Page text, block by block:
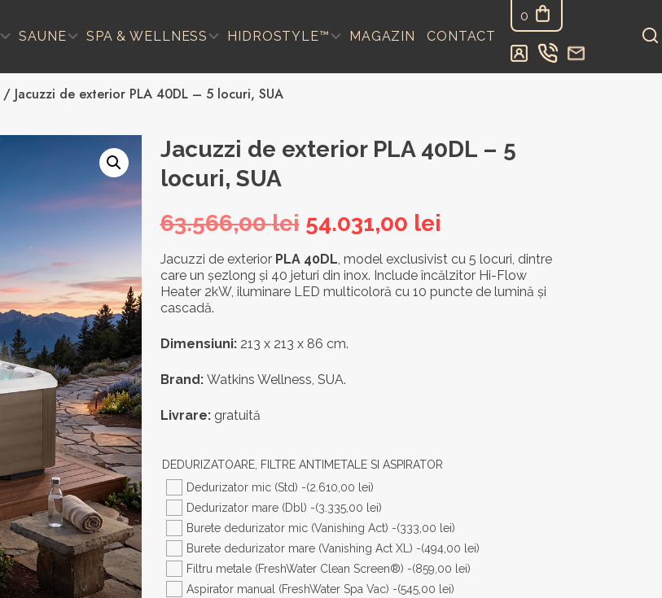
SAUNE SPA & WELLNESS HIDROSTYLE™ MAGAZIN CONTACT
0
/ Jacuzzi de exterior PLA 40DL – 5 locuri, SUA
Jacuzzi de exterior PLA 40DL – 5
locuri, SUA
63.566,00lei Prețul
inițial
a
63.566,00 lei.
54.031,00 lei
curent
este:
Jacuzzi de exterior PLA 40DL , model exclusivist cu 5 locuri, dintre
care un șezlong și 40 jeturi din inox. Include încălzitor Hi-Flow
Heater 2kW, iluminare LED multicoloră cu 10 puncte de lumină și
cascadă.
Dimensiuni:213 x 213 x 86 cm.
Brand: Watkins Wellness, SUA.
Livrare:gratuită
DEDURIZATOARE, FILTRE ANTIMETALE SI ASPIRATOR
Dedurizator mic (Std) -(2.610,00 lei)
Dedurizator mare (Dbl) -(3.335,00 lei)
Burete dedurizator mic (Vanishing Act) -(333,00 lei)
Burete dedurizator mare (Vanishing Act XL) -(494,00 lei)
Filtru metale (FreshWater Clean Screen®) -(859,00 lei)
Aspirator manual (FreshWater Spa Vac) -(545,00 lei)